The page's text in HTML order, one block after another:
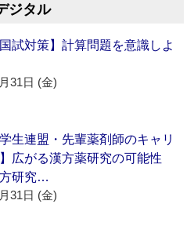
ジタル
国試対策】計算問題を意識しよ
31日 (金)
学生連盟・先輩薬剤師のキャリ
広がる漢方薬研究の可能性
研究…
31日 (金)